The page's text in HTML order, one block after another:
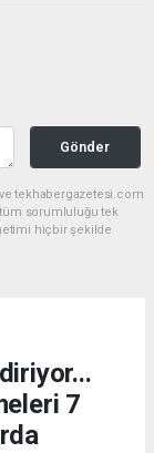
Gönder
tekhabergazetesi.com
tüm sorumluluğu tek
hiçbir şekilde
7